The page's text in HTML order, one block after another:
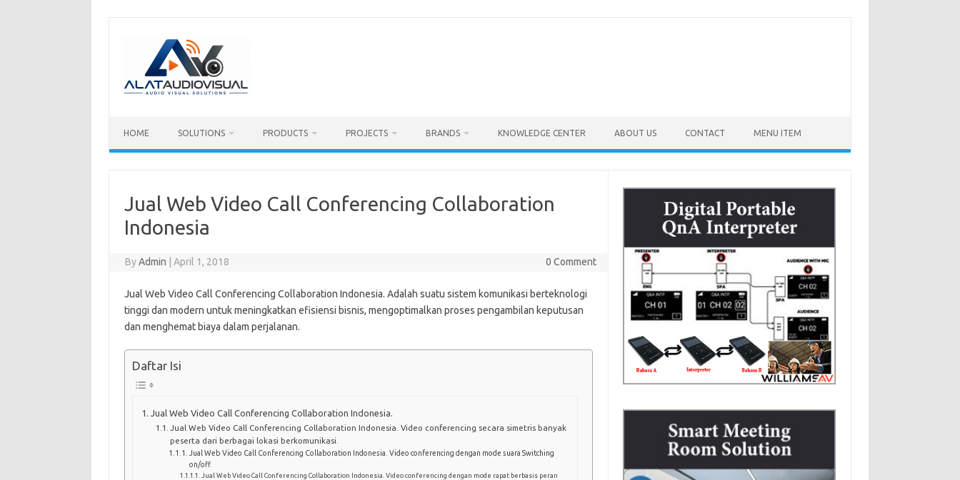
HOME SOLUTIONS PRODUCTS PROJECTS BRANDS KNOWLEDGE CENTER ABOUT US CONTACT MENU ITEM
Jual Web Video Call Conferencing Collaboration
Indonesia
ByAdmin April 1, 2018 0 Comment
Jual Web Video Call Conferencing Collaboration Indonesia. Adalah suatu sistem komunikasi berteknologi
tinggi dan modern untuk meningkatkan efisiensi bisnis, mengoptimalkan proses pengambilan keputusan
dan menghemat biaya dalam perjalanan.
Daftar Isi
Jual Web Video Call Conferencing Collaboration Indonesia.
Jual Web Video Call Conferencing Collaboration Indonesia. Video conferencing secara simetris banyak
peserta dari berbagai lokasi berkomunikasi.
Jual Web Video Call Conferencing Collaboration Indonesia. Video conferencing dengan mode suara Switching
on/off.
Jual Web Video Call Conferencing Collaboration Indonesia. Video conferencing dengan mode rapat berbasis peran